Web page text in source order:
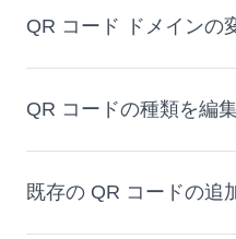
QR コード ドメインの
QR コードの種類を編
既存の QR コードの追